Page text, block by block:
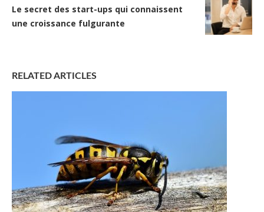
Le secret des start-ups qui connaissent
une croissance fulgurante
RELATED ARTICLES